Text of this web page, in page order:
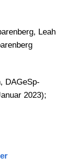
Leah
DAGeSp-
2023);